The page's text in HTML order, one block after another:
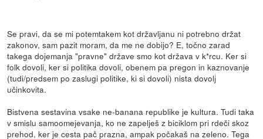
Se pravi, da se mi potemtakem kot državljanu ni potrebno držat
zakonov, sam pazit moram, da me ne dobijo? E, točno zarad
takega dojemanja "pravne" države smo kot država v k*rcu. Ker si
folk dovoli, ker si politika dovoli, obenem pa pregon in kaznovanje
(tudi/predsem po zaslugi politike, ki si dovoli) nista dovolj
učinkovita.
Bistvena sestavina vsake ne-banana republike je kultura. Tudi taka
v smislu samoomejevanja, ko ne zapelješ z biciklom pri rdeči skoz
prehod, ker je cesta pač prazna, ampak počakaš na zeleno. Tega